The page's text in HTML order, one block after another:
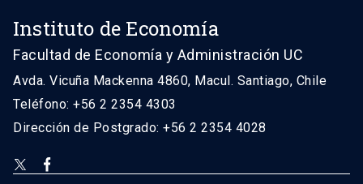
Instituto de Economía
Facultad de Economía y Administración UC
Avda. Vicuña Mackenna 4860, Macul. Santiago, Chile
Teléfono: +56 2 2354 4303
Dirección de Postgrado: +56 2 2354 4028